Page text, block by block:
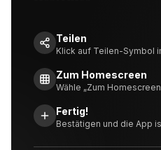
Teilen
Klick auf Teilen-Symbol
Zum Homescreen
Wähle „Zum
Fertig!
Bestätigen und die App